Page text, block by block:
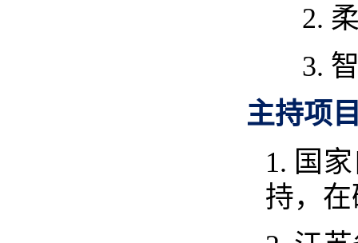
2.
3.
主持项
1. 国
持，